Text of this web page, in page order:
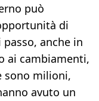
può
di
anche in
ai cambiamenti,
sono milioni,
avuto un